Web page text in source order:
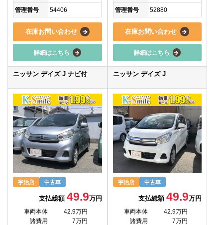
管理番号 54406
在庫お問い合わせ
詳細はこちら
管理番号 52880
在庫お問い合わせ
詳細はこちら
ニッサン デイズ J ナビ付
宇治店 中古車
支払総額 49.9万円
車両本体
42.9万円
諸費用
7万円
ニッサン デイズ J
宇治店 中古車
支払総額49.9万円
車両本体
42.9万円
諸費用
7万円